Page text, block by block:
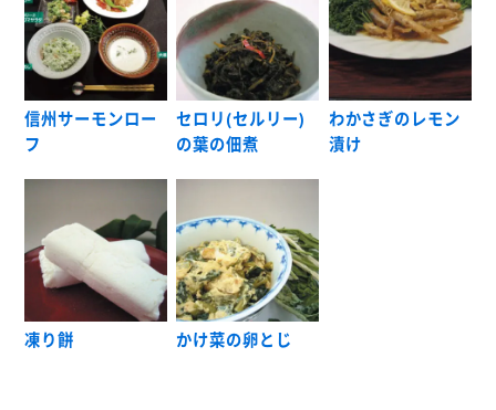
信州サーモンロー
フ
セロリ(セルリー)
の葉の佃煮
わかさぎのレモン
漬け
凍り餅 かけ菜の卵とじ